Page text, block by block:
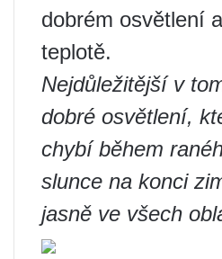
dobrém osvětlení
teplotě.
Nejdůležitější v
dobré osvětlení,
chybí během
slunce na konci
jasně ve všech